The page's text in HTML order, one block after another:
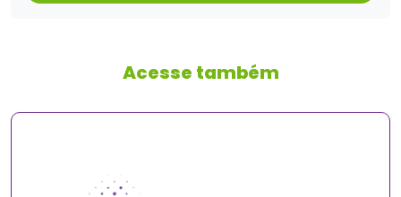
Acesse também